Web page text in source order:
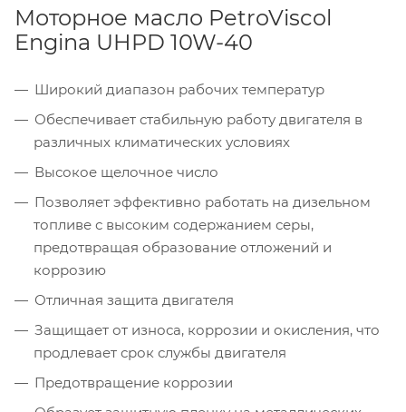
Моторное масло PetroViscol
Engina UHPD 10W-40
Широкий диапазон рабочих температур
Обеспечивает стабильную работу двигателя в
различных климатических условиях
Высокое щелочное число
Позволяет эффективно работать на дизельном
топливе с высоким содержанием серы,
предотвращая образование отложений и
коррозию
Отличная защита двигателя
Защищает от износа, коррозии и окисления, что
продлевает срок службы двигателя
Предотвращение коррозии